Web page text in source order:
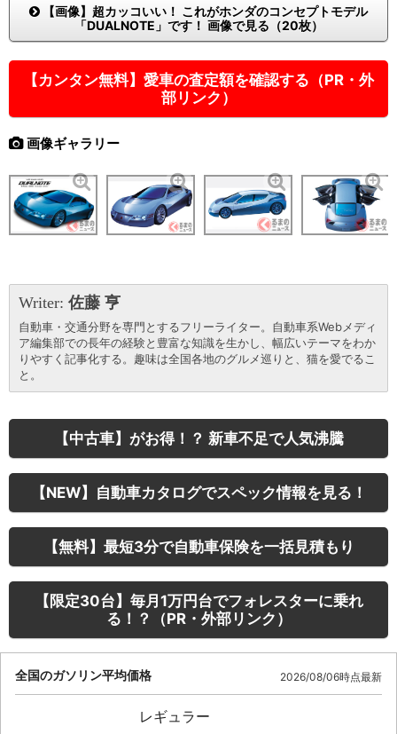
【画像】超カッコいい！ これがホンダのコンセプトモデル
「DUALNOTE」です！ 画像で見る（20枚）
【カンタン無料】愛車の査定額を確認する（PR・外
部リンク）
画像ギャラリー
Writer: 佐藤 亨
自動車・交通分野を専門とするフリーライター。自動車系Webメディ
ア編集部での長年の経験と豊富な知識を生かし、幅広いテーマをわか
りやすく記事化する。趣味は全国各地のグルメ巡りと、猫を愛でるこ
と。
【中古車】がお得！？ 新車不足で人気沸騰
【NEW】自動車カタログでスペック情報を見る！
【無料】最短3分で自動車保険を一括見積もり
【限定30台】毎月1万円台でフォレスターに乗れ
る！？（PR・外部リンク）
全国のガソリン平均価格 2026/08/06時点最新
レギュラー